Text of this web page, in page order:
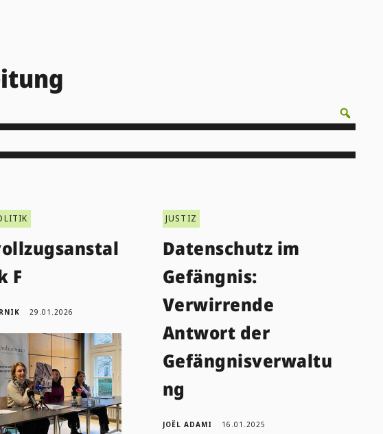
F
29.01.2026
JUSTIZ
Datenschutz im
Gefängnis:
Verwirrende
Antwort der
Gefängnisverwaltu
ng
JOËL ADAMI 16.01.2025